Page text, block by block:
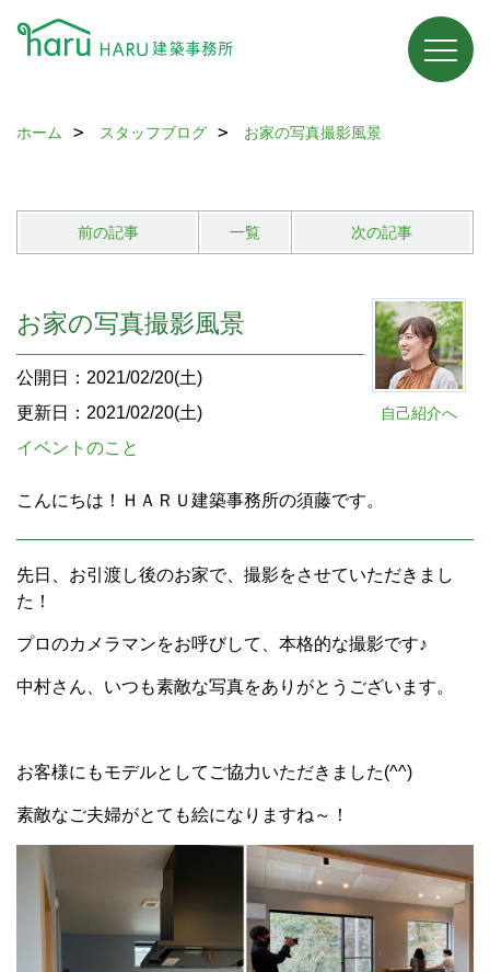
ホーム スタッフブログ お家の写真撮影風景
前の記事 一覧 次の記事
自己紹介へ
お家の写真撮影風景
公開日：2021/02/20(土)
更新日：2021/02/20(土)
イベントのこと
こんにちは！ＨＡＲＵ建築事務所の須藤です。
先日、お引渡し後のお家で、撮影をさせていただきまし
た！
プロのカメラマンをお呼びして、本格的な撮影です♪
中村さん、いつも素敵な写真をありがとうございます。
お客様にもモデルとしてご協力いただきました(^^)
素敵なご夫婦がとても絵になりますね～！